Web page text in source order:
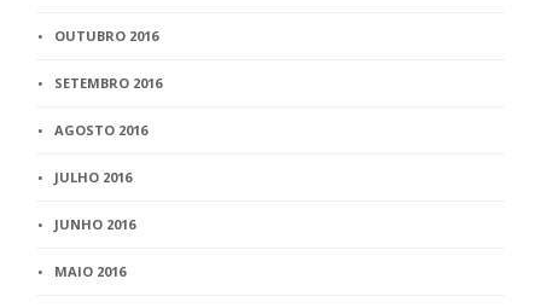
OUTUBRO 2016
SETEMBRO 2016
AGOSTO 2016
JULHO 2016
JUNHO 2016
MAIO 2016